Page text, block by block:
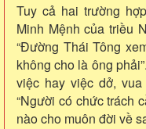
Tuy cả hai trường
Minh Mệnh của triều
“Đường Thái Tông
không cho là ông
việc hay việc dở,
“Người có chức trách
nào cho muôn đời về